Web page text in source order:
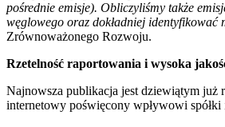
pośrednie emisje). Obliczyliśmy także
węglowego oraz dokładniej identyfikować
Zrównoważonego Rozwoju.
Rzetelność raportowania i wysoka
Najnowsza publikacja jest dziewiątym już
internetowy poświęcony wpływowi